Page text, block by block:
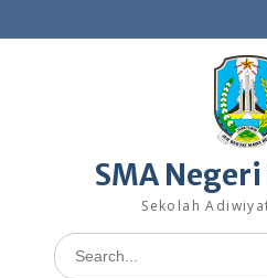
to
SMA
Sekolah
Search
for: